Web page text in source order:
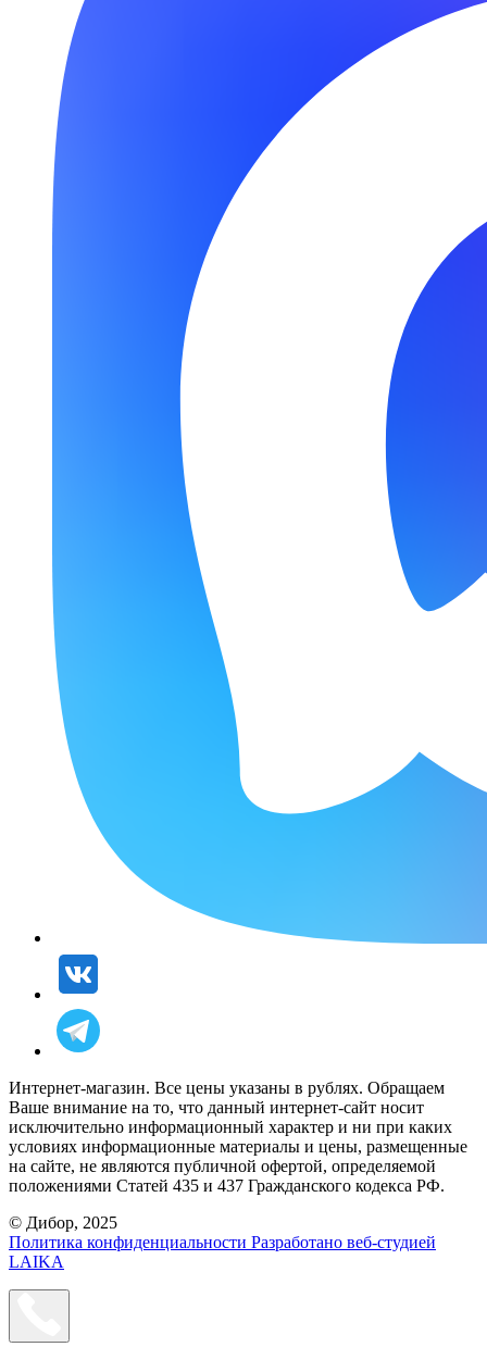
Интернет-магазин. Все цены указаны в рублях. Обращаем
Ваше внимание на то, что данный интернет-сайт носит
исключительно информационный характер и ни при каких
условиях информационные материалы и цены, размещенные
на сайте, не являются публичной офертой, определяемой
положениями Статей 435 и 437 Гражданского кодекса РФ.
© Дибор, 2025
Политика конфиденциальности Разработано веб-студией
LAIKA